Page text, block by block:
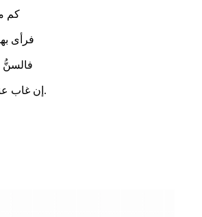
كم
فرأى
إن غاب عنه الرأيُ والعقلُ الأريب.